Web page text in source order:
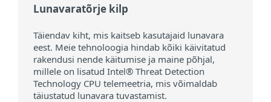
Lunavaratõrje kilp
Täiendav kiht, mis kaitseb kasutajaid lunavara
eest. Meie tehnoloogia hindab kõiki käivitatud
rakendusi nende käitumise ja maine põhjal,
millele on lisatud Intel® Threat Detection
Technology CPU telemeetria, mis võimaldab
täiustatud lunavara tuvastamist.